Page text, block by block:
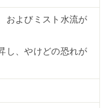
およびミスト水流が
し、やけどの恐れが